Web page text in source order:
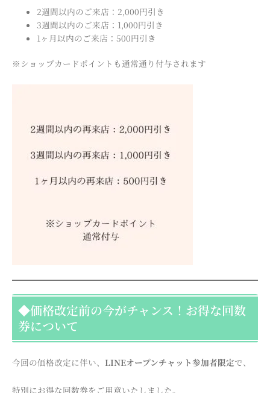
2週間以内のご来店：2,000円引き
3週間以内のご来店：1,000円引き
1ヶ月以内のご来店：500円引き
※ショップカードポイントも通常通り付与されます
◆価格改定前の今がチャンス！お得な回数
券について
今回の価格改定に伴い、 LINEオープンチャット参加者限定で、
特別にお得な回数券をご用意いたしました。